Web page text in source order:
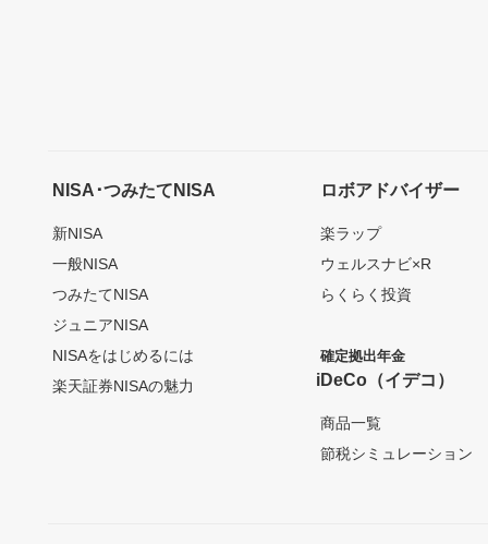
NISA･つみたてNISA
新NISA
一般NISA
つみたてNISA
ジュニアNISA
NISAをはじめるには
楽天証券NISAの魅力
ロボアドバイザー
楽ラップ
ウェルスナビ×R
らくらく投資
確定拠出年金
iDeCo（イデコ）
商品一覧
節税シミュレーション